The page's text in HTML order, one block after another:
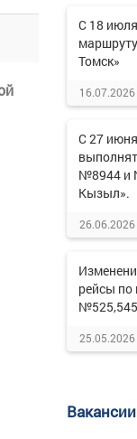
С 18
Томск»
16.07.2026
С 27
№8944 и
Кызыл».
26.06.2026
рейсы
25.05.2026
Вакансии